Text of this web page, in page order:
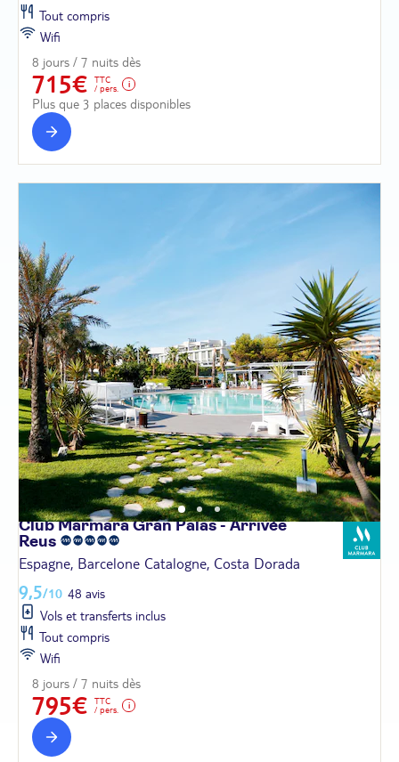
Tout compris
Wifi
8 jours / 7 nuits dès
715€
TTC
/ pers.
Plus que 3 places disponibles
Club Marmara Gran Palas - Arrivée
Reus
Espagne, Barcelone Catalogne, Costa Dorada
9,5/10 48 avis
Vols et transferts inclus
Tout compris
Wifi
8 jours / 7 nuits dès
795€
TTC
/ pers.